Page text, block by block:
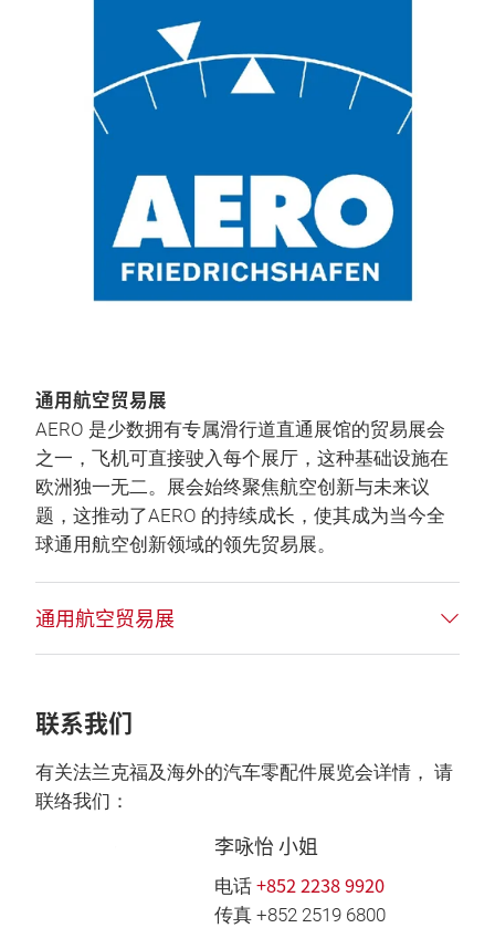
通用航空贸易展
AERO 是少数拥有专属滑行道直通展馆的贸易展会
之一，飞机可直接驶入每个展厅，这种基础设施在
欧洲独一无二。展会始终聚焦航空创新与未来议
题，这推动了AERO 的持续成长，使其成为当今全
球通用航空创新领域的领先贸易展。
通用航空贸易展
联系我们
有关法兰克福及海外的汽车零配件展览会详情， 请
联络我们：
李咏怡 小姐
电话 +852 2238 9920
传真 +852 2519 6800